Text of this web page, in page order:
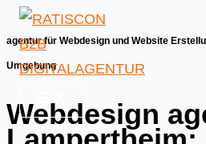
Skip
to
content
agentur für Webdesign und Website
Umgebung
Webdesign